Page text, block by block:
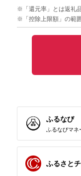
※「還元率」とは返礼
※「控除上限額」の範
ふるなび
ふるなびマネ
ふるさと